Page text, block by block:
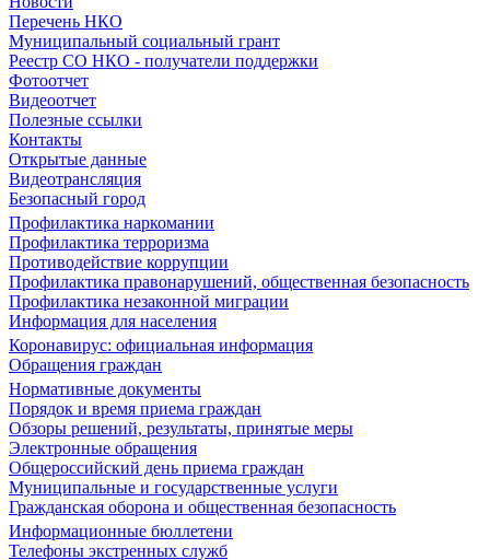
Перечень НКО
Муниципальный социальный грант
Реестр СО НКО - получатели поддержки
Фотоотчет
Видеоотчет
Полезные ссылки
Контакты
Открытые данные
Видеотрансляция
Безопасный город
Профилактика наркомании
Профилактика терроризма
Противодействие коррупции
Профилактика правонарушений, общественная безопасность
Профилактика незаконной миграции
Информация для населения
Коронавирус: официальная информация
Обращения граждан
Нормативные документы
Порядок и время приема граждан
Обзоры решений, результаты, принятые меры
Электронные обращения
Общероссийский день приема граждан
Муниципальные и государственные услуги
Гражданская оборона и общественная безопасность
Информационные бюллетени
Телефоны экстренных служб